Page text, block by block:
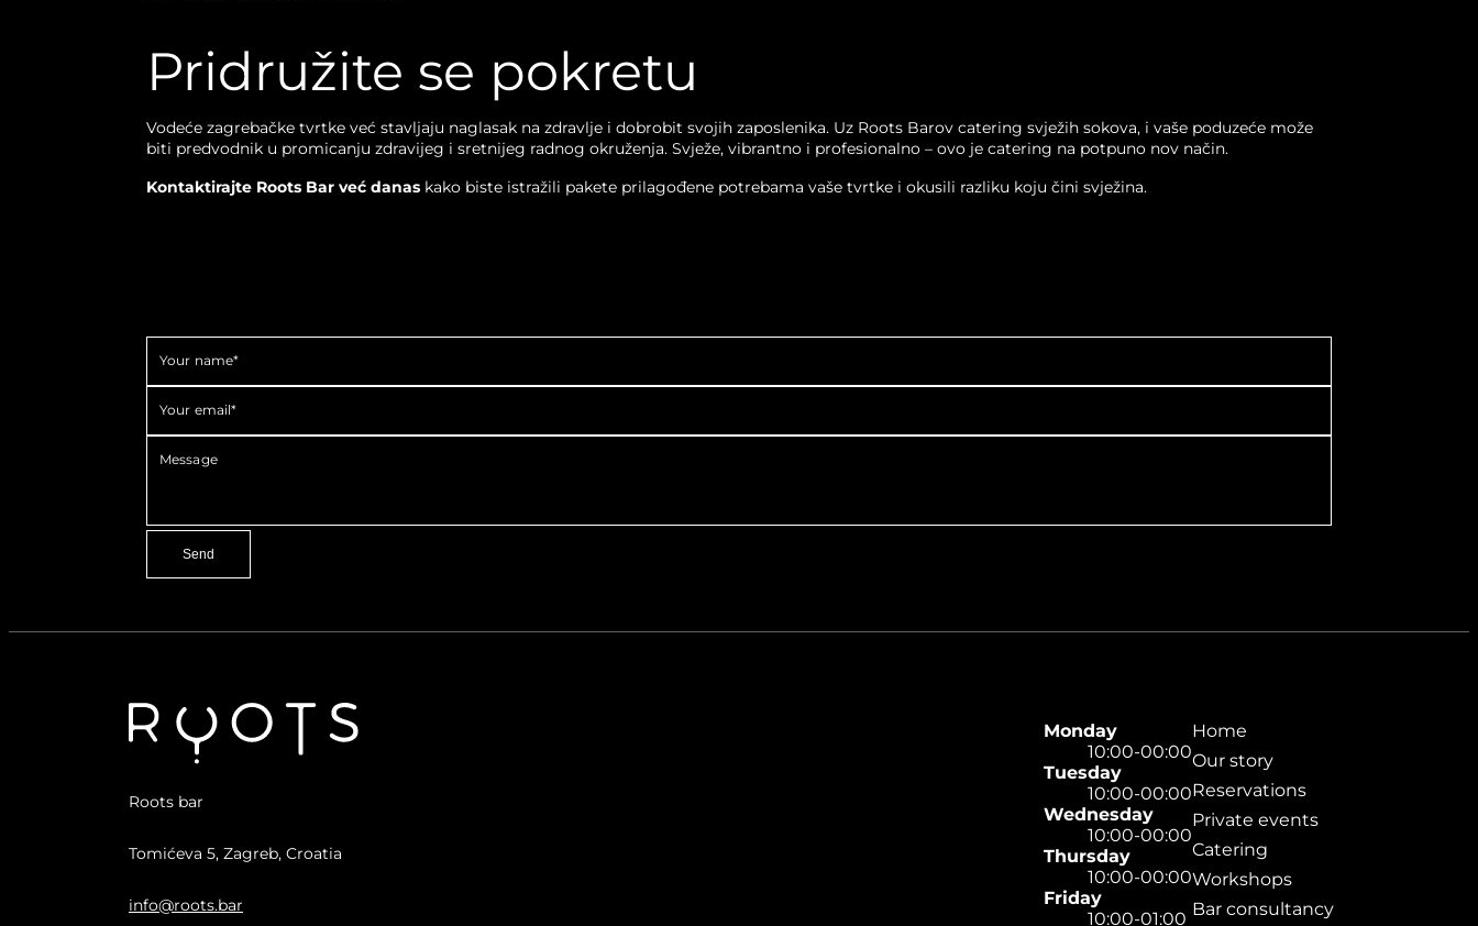
Pridružite se pokretu
Vodeće zagrebačke tvrtke već stavljaju naglasak na zdravlje i dobrobit svojih zaposlenika. Uz Roots Barov catering svježih sokova, i vaše poduzeće može
biti predvodnik u promicanju zdravijeg i sretnijeg radnog okruženja. Svježe, vibrantno i profesionalno – ovo je catering na potpuno nov način.
Kontaktirajte Roots Bar već danas kako biste istražili pakete prilagođene potrebama vaše tvrtke i okusili razliku koju čini svježina.
Your name*
Your email*
Message
Roots bar
Tomićeva 5, Zagreb, Croatia
info@roots.bar
Monday
10:00-00:00
Tuesday
10:00-00:00
Wednesday
10:00-00:00
Thursday
10:00-00:00
Friday
10:00-01:00
Home
Our story
Reservations
Private events
Catering
Workshops
Bar consultancy